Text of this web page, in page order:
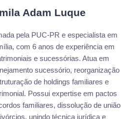
Adam Luque
pela PUC-PR e especialista em
com 6 anos de experiência em
e sucessórias. Atua em
sucessório, reorganização
de holdings familiares e
Possui expertise em pactos
familiares, dissolução de união
unindo técnica jurídica e